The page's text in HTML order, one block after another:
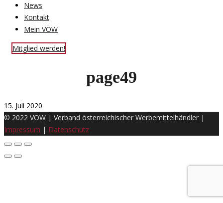
News
Kontakt
Mein VÖW
Mitglied werden!
page49
15. Juli 2020
© 2022 VÖW | Verband österreichischer Werbemittelhändler |
Impressum | Datenschutz